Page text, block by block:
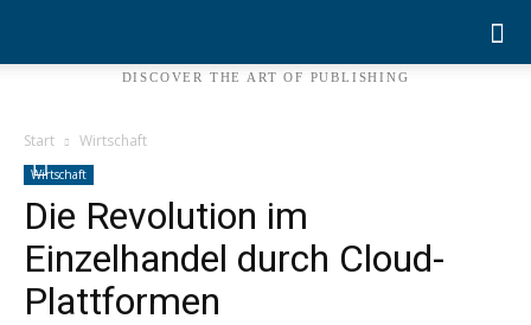
DISCOVER THE ART OF PUBLISHING
Start Wirtschaft
Wirtschaft
Die Revolution im
Einzelhandel durch Cloud-
Plattformen